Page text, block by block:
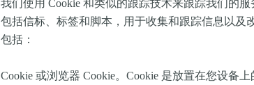
我们使用 Cookie 和类似的跟踪技术来跟踪我们的
包括信标、标签和脚本，用于收集和跟踪信息以及
包括：
Cookie 或浏览器 Cookie。Cookie 是放置在您设备